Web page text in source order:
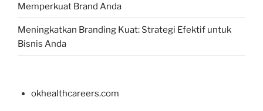
Memperkuat Brand Anda
Meningkatkan Branding Kuat: Strategi Efektif untuk
Bisnis Anda
okhealthcareers.com